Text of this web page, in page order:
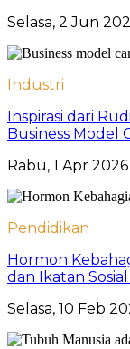
Selasa, 2 Jun
Industri
Inspirasi dari
Business Model
Rabu, 1 Apr 2026
Pendidikan
Hormon
dan Ikatan
Selasa, 10 Feb